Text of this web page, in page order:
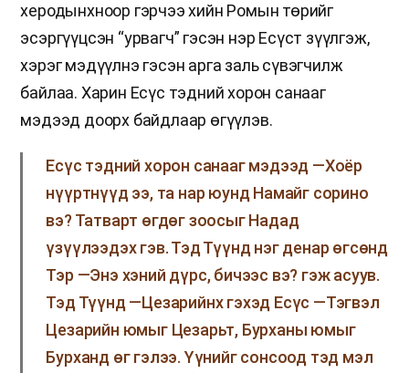
херодынхноор гэрчээ хийн Ромын төрийг
эсэргүүцсэн “урвагч” гэсэн нэр Есүст зүүлгэж,
хэрэг мэдүүлнэ гэсэн арга заль сүвэгчилж
байлаа. Харин Есүс тэдний хорон санааг
мэдээд доорх байдлаар өгүүлэв.
Есүс тэдний хорон санааг мэдээд —Хоёр
нүүртнүүд ээ, та нар юунд Намайг сорино
вэ? Татварт өгдөг зоосыг Надад
үзүүлээдэх гэв. Тэд Түүнд нэг денар өгсөнд
Тэр —Энэ хэний дүрс, бичээс вэ? гэж асуув.
Тэд Түүнд —Цезарийнх гэхэд Есүс —Тэгвэл
Цезарийн юмыг Цезарьт, Бурханы юмыг
Бурханд өг гэлээ. Үүнийг сонсоод тэд мэл